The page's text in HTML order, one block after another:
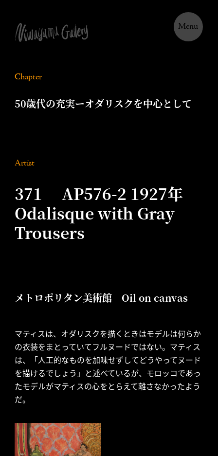
Menu
Chapter
50歳代の充実ーオダリスクを中心として
Artist
371 AP576-2 1927年
Odalisque with Gray
Trousers
メトロポリタン美術館 Oil on canvas
マティスは、オダリスクを描くときはモデルは何らか
の衣装をまとっていてフルヌードではない。マティス
は、「人工的なものを加味せずしてどうやってヌード
を描けるでしょう」と述べているが、モロッコであっ
たモデルがマティスの心をとらえて離さなかったよう
だ。